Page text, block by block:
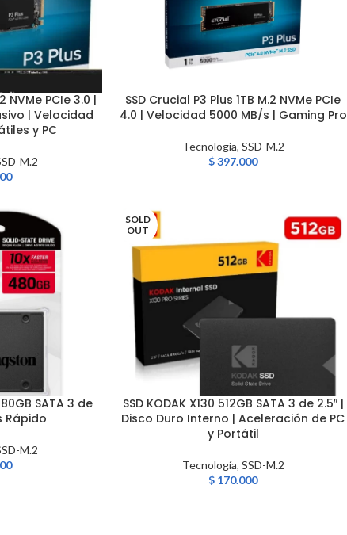
NVMe PCIe 3.0 |
| Velocidad
y PC
M.2
LEER MÁS
SSD Crucial P3 Plus 1TB M.2 NVMe PCIe
4.0 | Velocidad 5000 MB/s | Gaming Pro
Tecnología, SSD-M.2
$397.000
SATA 3 de
Rápido
M.2
SOLD
OUT
LEER MÁS
SSD KODAK X130 512GB SATA 3 de 2.5″ |
Disco Duro Interno | Aceleración de PC
y Portátil
Tecnología, SSD-M.2
$ 170.000